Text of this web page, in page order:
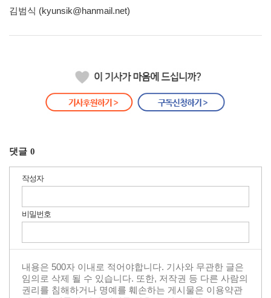
김범식 (kyunsik@hanmail.net)
댓글 0
작성자
비밀번호